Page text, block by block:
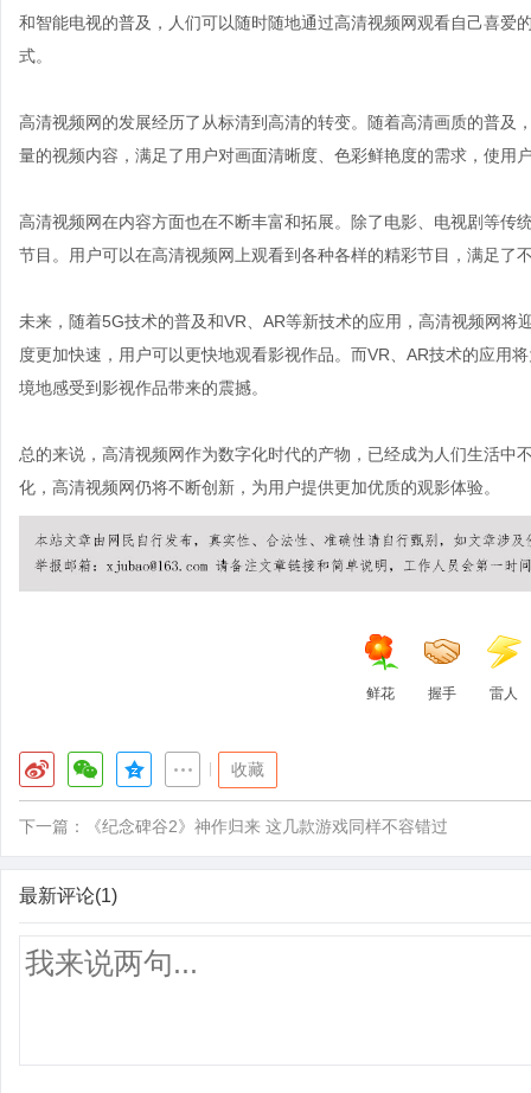
和智能电视的普及，人们可以随时随地通过高清视频网观看自己喜爱
式。
高清视频网的发展经历了从标清到高清的转变。随着高清画质的普及
量的视频内容，满足了用户对画面清晰度、色彩鲜艳度的需求，使用
高清视频网在内容方面也在不断丰富和拓展。除了电影、电视剧等传
节目。用户可以在高清视频网上观看到各种各样的精彩节目，满足了
未来，随着5G技术的普及和VR、AR等新技术的应用，高清视频网
度更加快速，用户可以更快地观看影视作品。而VR、AR技术的应用
境地感受到影视作品带来的震撼。
总的来说，高清视频网作为数字化时代的产物，已经成为人们生活
化，高清视频网仍将不断创新，为用户提供更加优质的观影体验。
鲜花 握手 雷人
收藏
下一篇： 《纪念碑谷2》神作归来 这几款游戏同样不容错过
最新评论(1)